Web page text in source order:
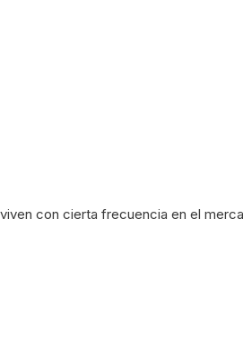
viven con cierta frecuencia en el